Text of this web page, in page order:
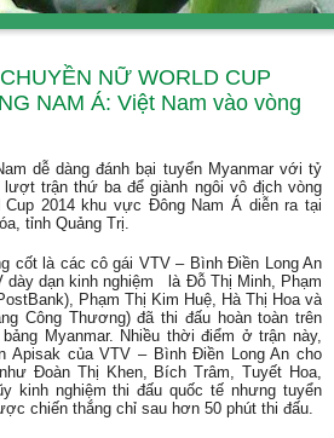
NỮ WORLD CUP
NAM Á: Việt Nam vào vòng
dễ dàng đánh bại tuyển Myanmar với tỷ
lượt trận thứ ba để giành ngôi vô địch vòng
Cup 2014 khu vực Đông Nam Á diễn ra tại
tỉnh Quảng Trị.
cốt là các cô gái VTV – Bình Điền Long An
dạn kinh nghiệm
là Đỗ Thị Minh, Phạm
Phạm Thị Kim Huệ, Hà Thị Hoa và
Công Thương) đã thi đấu hoàn toàn trên
Myanmar. Nhiều thời điểm ở trận này,
Apisak của VTV – Bình Điền Long An cho
Đoàn Thị Khen, Bích Trâm, Tuyết Hoa,
kinh nghiệm thi đấu quốc tế nhưng tuyển
chiến thắng chỉ sau hơn 50 phút thi đấu.